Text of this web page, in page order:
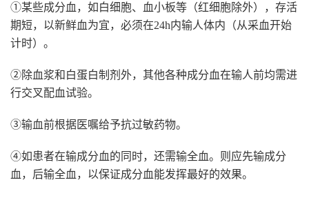
①某些成分血，如白细胞、血小板等（红细胞除外），存活
期短，以新鲜血为宜，必须在24h内输人体内（从采血开始
计时）。
②除血浆和白蛋白制剂外，其他各种成分血在输人前均需进
行交叉配血试验。
③输血前根据医嘱给予抗过敏药物。
④如患者在输成分血的同时，还需输全血。则应先输成分
血，后输全血，以保证成分血能发挥最好的效果。